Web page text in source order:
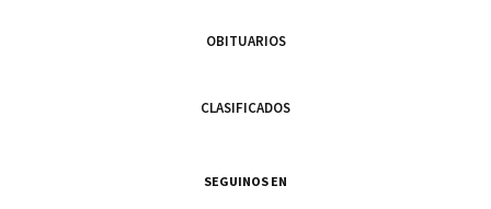
OBITUARIOS
CLASIFICADOS
SEGUINOS EN